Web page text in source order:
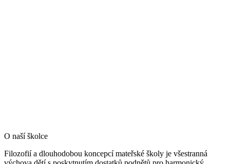
O naší školce
Filozofií a dlouhodobou koncepcí mateřské školy je všestranná